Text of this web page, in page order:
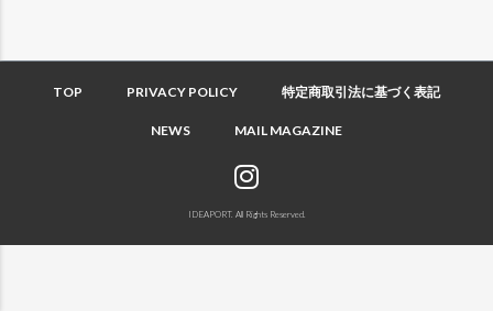
TOP PRIVACY POLICY 特定商取引法に基づく表記
NEWS MAIL MAGAZINE
IDEAPORT. All Rights Reserved.